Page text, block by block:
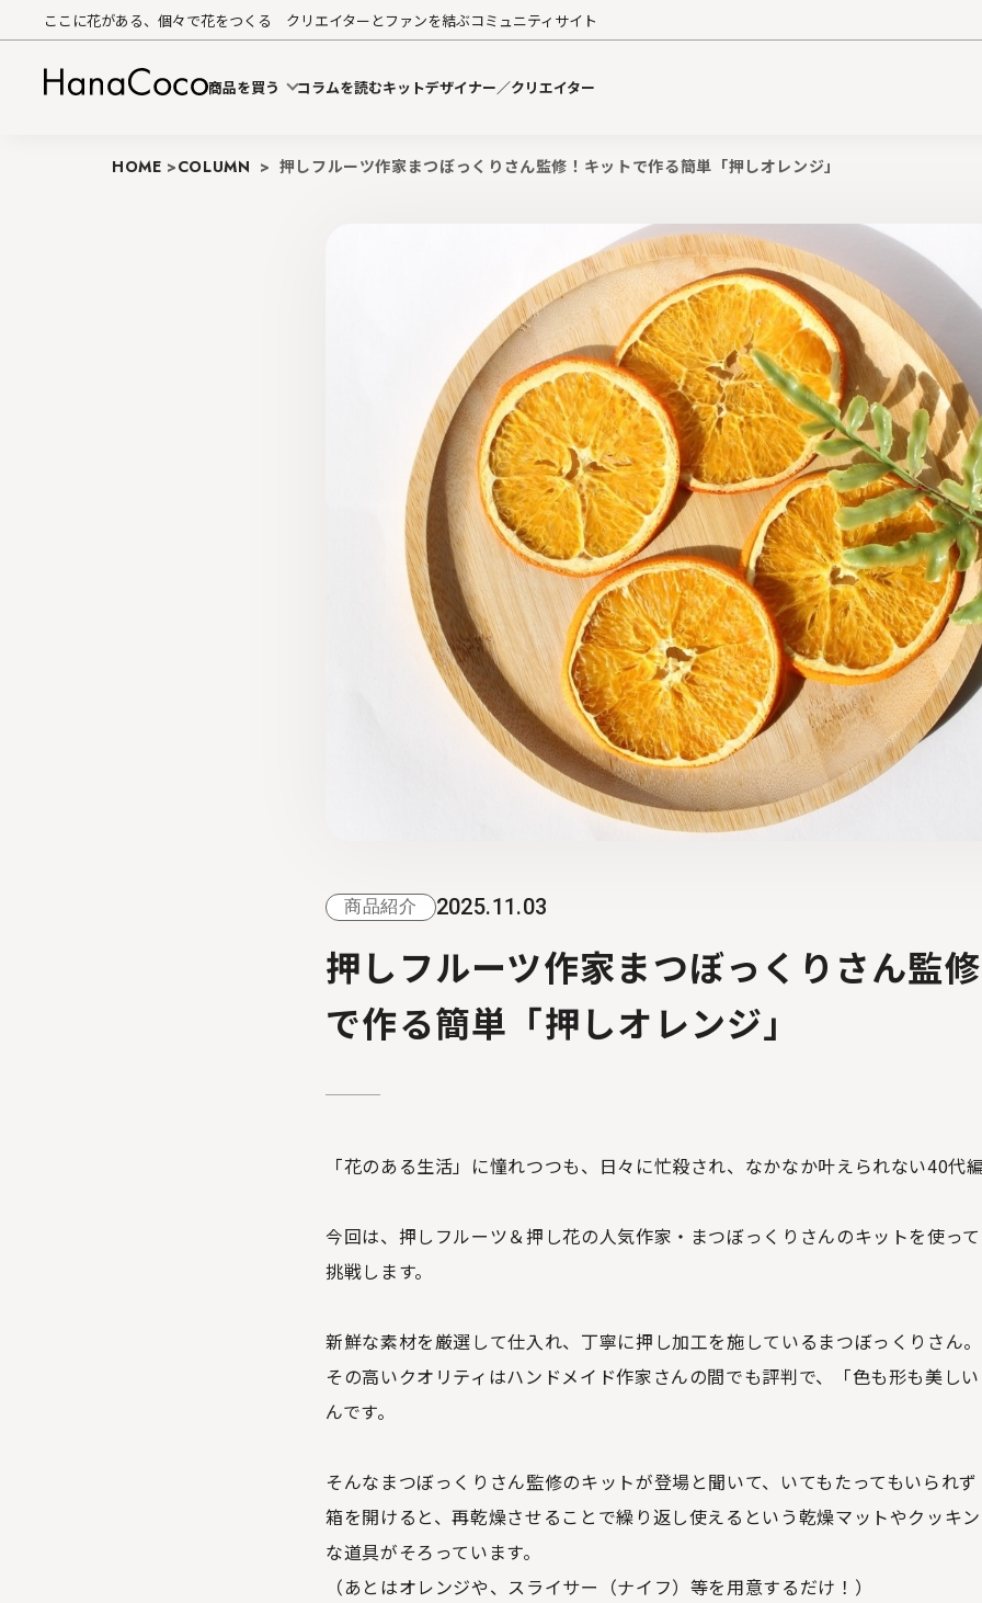
ここに花がある、個々で花をつくる クリエイターとファンを結ぶコミュニティサイト
商品を買う コラムを読むキットデザイナー／クリエイター
HOME >COLUMN > 押しフルーツ作家まつぼっくりさん監修！キットで作る簡単「押しオレンジ」
商品紹介 2025.11.03
押しフルーツ作家まつぼっくりさん監
で作る簡単「押しオレンジ」
「花のある生活」に憧れつつも、日々に忙殺され、なかなか叶えられない40代
今回は、押しフルーツ＆押し花の人気作家・まつぼっくりさんのキットを使っ
挑戦します。
新鮮な素材を厳選して仕入れ、丁寧に押し加工を施しているまつぼっくりさん。
その高いクオリティはハンドメイド作家さんの間でも評判で、「色も形も美し
んです。
そんなまつぼっくりさん監修のキットが登場と聞いて、いてもたってもいられ
箱を開けると、再乾燥させることで繰り返し使えるという乾燥マットやクッキ
な道具がそろっています。
（あとはオレンジや、スライサー（ナイフ）等を用意するだけ！）